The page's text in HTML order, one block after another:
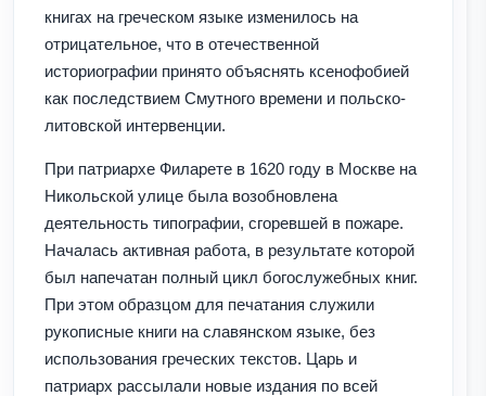
книгах на греческом языке изменилось на
отрицательное, что в отечественной
историографии принято объяснять ксенофобией
как последствием Смутного времени и польско-
литовской интервенции.
При патриархе Филарете в 1620 году в Москве на
Никольской улице была возобновлена
деятельность типографии, сгоревшей в пожаре.
Началась активная работа, в результате которой
был напечатан полный цикл богослужебных книг.
При этом образцом для печатания служили
рукописные книги на славянском языке, без
использования греческих текстов. Царь и
патриарх рассылали новые издания по всей